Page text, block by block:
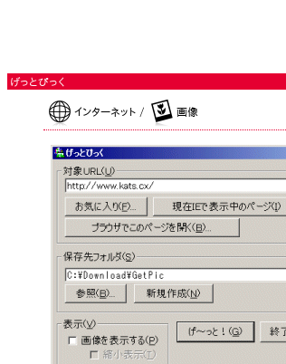
げっとぴっく
インターネット / 画像